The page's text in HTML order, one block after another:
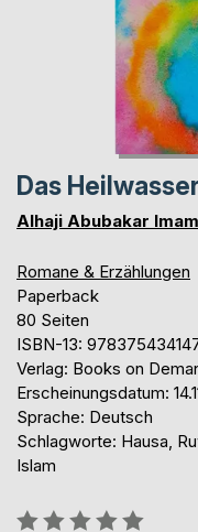
Das
Alhaji Abubakar Imam
Romane & Erzählungen
Paperback
80 Seiten
ISBN-13:
Verlag: Books on
Erscheinungsdatum:
Sprache: Deutsch
Schlagworte: Hausa,
Islam
Bewertung::